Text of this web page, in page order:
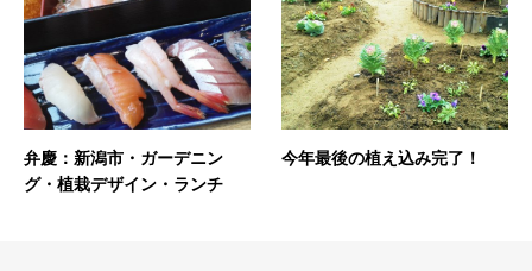
弁慶：新潟市・ガーデニン
グ・植栽デザイン・ランチ
今年最後の植え込み完了！